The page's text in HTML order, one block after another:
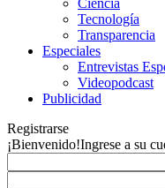
Ciencia
Tecnología
Transparencia
Especiales
Entrevistas
Videopodcast
Publicidad
Registrarse
¡Bienvenido!Ingrese a su